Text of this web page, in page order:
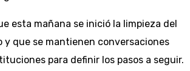
esta mañana se inició la limpieza del
y que se mantienen conversaciones
para definir los pasos a seguir.